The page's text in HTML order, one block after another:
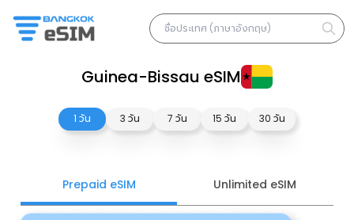
Guinea-Bissau eSIM
1 วัน 3 วัน 7 วัน 15 วัน 30 วัน
Prepaid eSIM Unlimited eSIM